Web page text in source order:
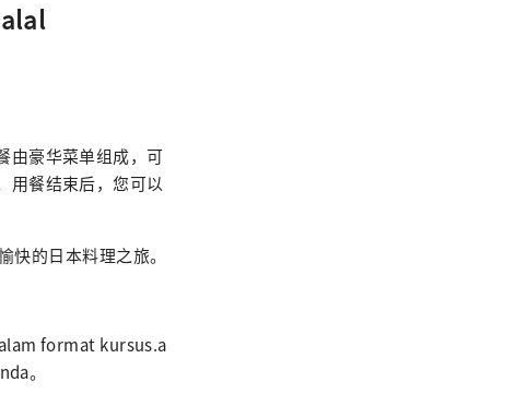
由豪华菜单组成，可
用餐结束后，您可以
的日本料理之旅。
format kursus.a
。